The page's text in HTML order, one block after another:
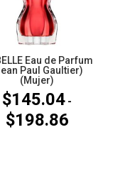
Eau de Parfum
Paul Gaultier)
(Mujer)
$145.04 -
$198.86Rango